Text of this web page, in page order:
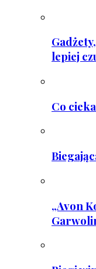
lepiej
Co
„Avon